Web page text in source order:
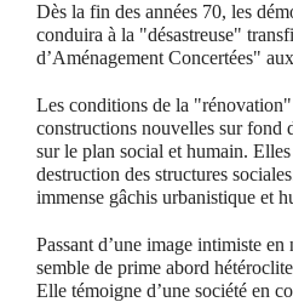
Dès la fin des années 70, les
conduira à la "désastreuse"
d’Aménagement Concertées"
Les conditions de la
constructions nouvelles sur fond
sur le plan social et humain.
destruction des structures
immense gâchis urbanistique et
Passant d’une image intimiste
semble de prime abord
Elle témoigne d’une société en